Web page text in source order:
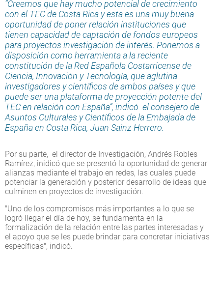
“Creemos que hay mucho potencial de crecimiento
con el TEC de Costa Rica y esta es una muy buena
oportunidad de poner relación instituciones que
tienen capacidad de captación de fondos europeos
para proyectos investigación de interés. Ponemos a
disposición como herramienta a la reciente
constitución de la Red Española Costarricense de
Ciencia, Innovación y Tecnología, que aglutina
investigadores y científicos de ambos países y que
puede ser una plataforma de proyección potente del
TEC en relación con España”, indicó el consejero de
Asuntos Culturales y Científicos de la Embajada de
España en Costa Rica, Juan Sainz Herrero.
Por su parte, el director de Investigación, Andrés Robles
Ramírez, inidicó que se presentó la oportunidad de generar
alianzas mediante el trabajo en redes, las cuales puede
potenciar la generación y posterior desarrollo de ideas que
culminen en proyectos de investigación.
"Uno de los compromisos más importantes a lo que se
logró llegar el día de hoy, se fundamenta en la
formalización de la relación entre las partes interesadas y
el apoyo que se les puede brindar para concretar iniciativas
específicas", indicó.